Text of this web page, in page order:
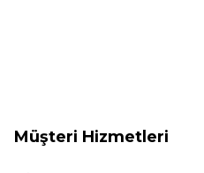
Müşteri Hizmetleri